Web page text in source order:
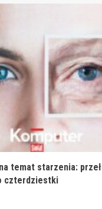
temat starzenia:
czterdziestki